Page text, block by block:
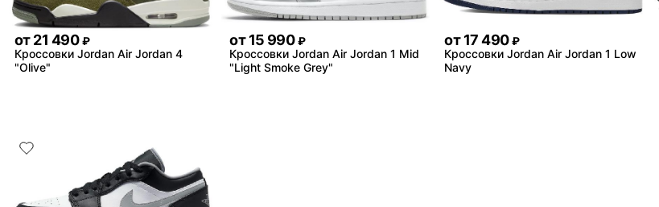
от21 490 ₽
Кроссовки Jordan Air Jordan 4
"Olive"
от 15 990 ₽
Кроссовки Jordan Air Jordan 1 Mid
"Light Smoke Grey"
от 17 490 ₽
Кроссовки Jordan Air Jordan 1 Low
Navy